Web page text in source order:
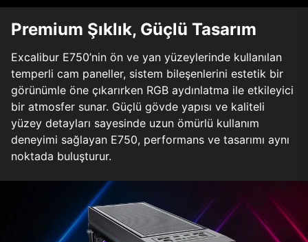
Premium Şıklık, Güçlü Tasarım
Excalibur E750’nin ön ve yan yüzeylerinde kullanılan
temperli cam paneller, sistem bileşenlerini estetik bir
görünümle öne çıkarırken RGB aydınlatma ile etkileyici
bir atmosfer sunar. Güçlü gövde yapısı ve kaliteli
yüzey detayları sayesinde uzun ömürlü kullanım
deneyimi sağlayan E750, performans ve tasarımı aynı
noktada buluşturur.